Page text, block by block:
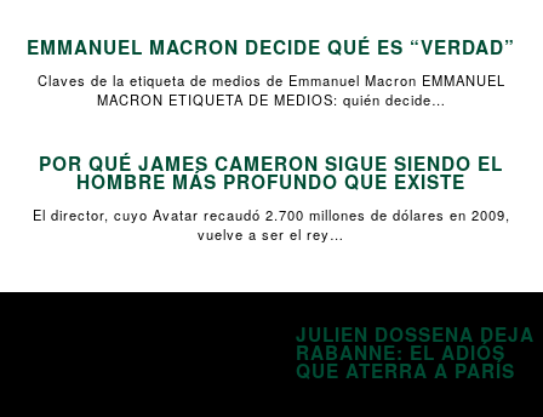
EMMANUEL MACRON DECIDE QUÉ ES “VERDAD”
Claves de la etiqueta de medios de Emmanuel Macron EMMANUEL
MACRON ETIQUETA DE MEDIOS: quién decide…
POR QUÉ JAMES CAMERON SIGUE SIENDO EL
HOMBRE MÁS PROFUNDO QUE EXISTE
El director, cuyo Avatar recaudó 2.700 millones de dólares en 2009,
vuelve a ser el rey…
JULIEN DOSSENA DEJA
RABANNE: EL ADIÓS
QUE ATERRA A PARÍS